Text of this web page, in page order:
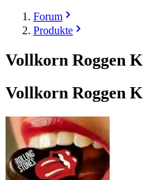
Forum
Produkte
Vollkorn Roggen
Vollkorn Roggen